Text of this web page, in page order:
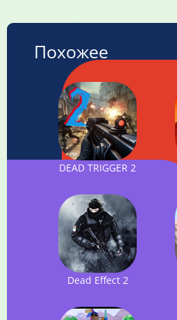
Похожее
DEAD TRIGGER 2
Dead Effect 2